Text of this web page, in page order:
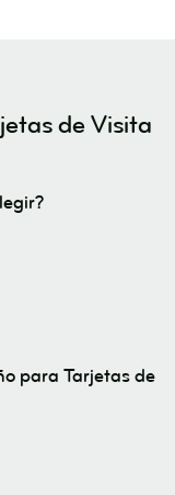
de Visita
para Tarjetas de